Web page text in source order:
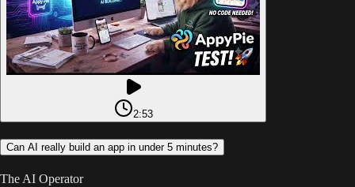
2:53
Can AI really build an app in under 5 minutes?
The AI Operator